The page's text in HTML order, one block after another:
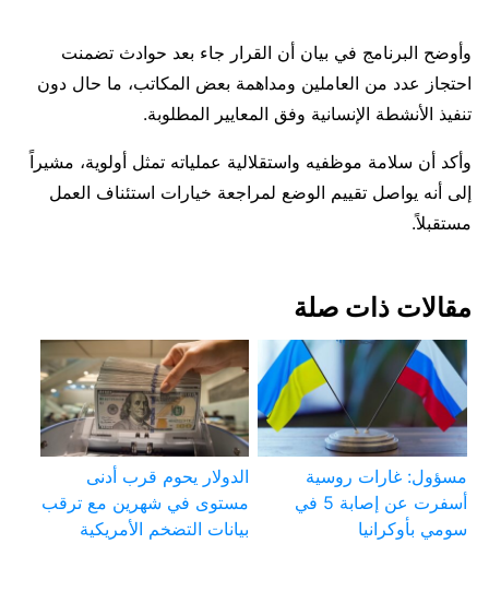
وأوضح البرنامج في بيان أن القرار جاء بعد حوادث تضمنت
احتجاز عدد من العاملين ومداهمة بعض المكاتب، ما حال دون
تنفيذ الأنشطة الإنسانية وفق المعايير المطلوبة.
وأكد أن سلامة موظفيه واستقلالية عملياته تمثل أولوية، مشيراً
إلى أنه يواصل تقييم الوضع لمراجعة خيارات استئناف العمل
مستقبلاً.
مقالات ذات صلة
مسؤول: غارات روسية
أسفرت عن إصابة 5 في
سومي بأوكرانيا
الدولار يحوم قرب أدنى
مستوى في شهرين مع ترقب
بيانات التضخم الأمريكية